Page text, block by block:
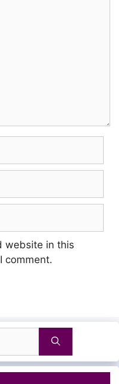
website in this
comment.